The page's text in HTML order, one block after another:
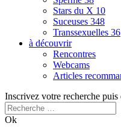
Stars du X 10
Suceuses 348
Transsexuelles 36
à découvrir
Rencontres
Webcams
Articles
Inscrivez votre recherche
Ok